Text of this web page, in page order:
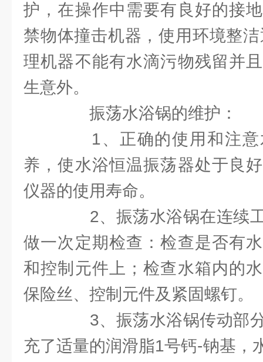
护，在操作中需要有良好的接
禁物体撞击机器，使用环境整
理机器不能有水滴污物残留并
生意外。
振荡水浴锅的维护：
1、正确的使用和注意
养，使水浴恒温振荡器处于良
仪器的使用寿命。
2、振荡水浴锅在连续工
做一次定期检查：检查是否有
和控制元件上；检查水箱内的
保险丝、控制元件及紧固螺钉。
3、振荡水浴锅传动部分
充了适量的润滑脂1号钙-钠基，